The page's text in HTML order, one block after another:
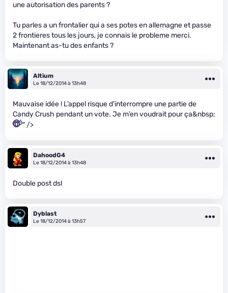
une autorisation des parents ?
Tu parles a un frontalier qui a ses potes en allemagne et passe
2 frontieres tous les jours, je connais le probleme merci.
Maintenant as-tu des enfants ?
Altium
Le 18/12/2014 à 13h48
Mauvaise idée ! L’appel risque d’interrompre une partie de
Candy Crush pendant un vote. Je m’en voudrait pour ça&nbsp;
" />
DahoodG4
Le 18/12/2014 à 13h48
Double post dsl
Dyblast
Le 18/12/2014 à 13h57